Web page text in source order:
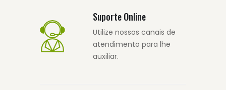
Suporte Online
Utilize nossos canais de
atendimento para lhe
auxiliar.